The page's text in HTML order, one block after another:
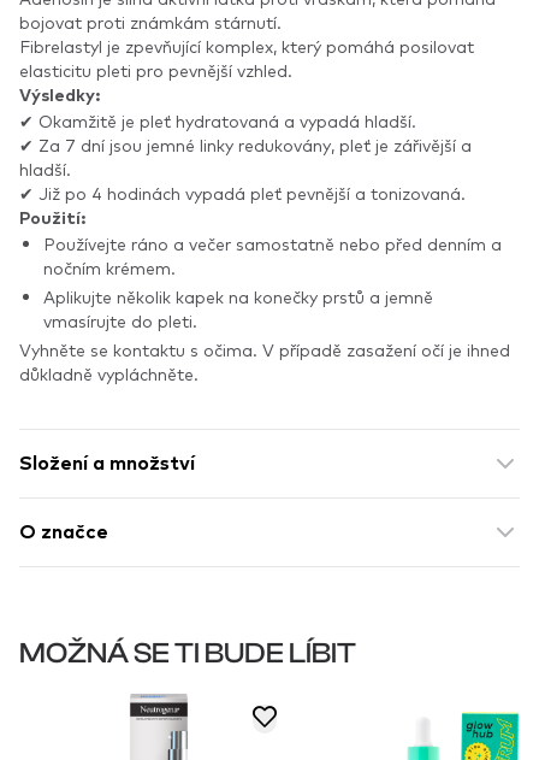
bojovat proti známkám stárnutí.
Fibrelastyl je zpevňující komplex, který pomáhá posilovat
elasticitu pleti pro pevnější vzhled.
Výsledky:
✔ Okamžitě je pleť hydratovaná a vypadá hladší.
✔ Za 7 dní jsou jemné linky redukovány, pleť je zářivější a
hladší.
✔ Již po 4 hodinách vypadá pleť pevnější a tonizovaná.
Použití:
Používejte ráno a večer samostatně nebo před denním a
nočním krémem.
Aplikujte několik kapek na konečky prstů a jemně
vmasírujte do pleti.
Vyhněte se kontaktu s očima. V případě zasažení očí je ihned
důkladně vypláchněte.
Složení a množství
O značce
MOŽNÁ SE TI BUDE LÍBIT